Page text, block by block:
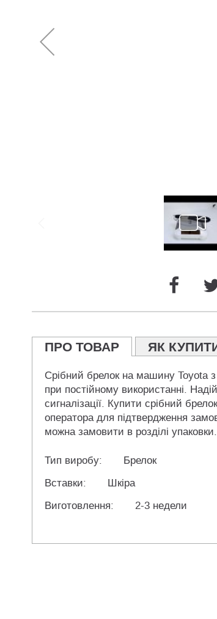
ПРО ТОВАР ЯК
Срібний брелок на машину Toyota
при постійному використанні.
сигналізації. Купити срібний
оператора для підтвердження
можна замовити в розділі упаковки.
Тип виробу: Брелок
Вставки:
Шкіра
Виготовлення:
2-3 недели